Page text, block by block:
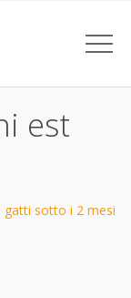
est
gatti sotto i 2 mesi